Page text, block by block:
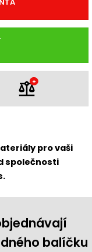
+
pro vaši
společnosti
balíčku